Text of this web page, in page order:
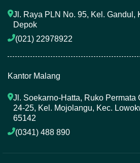
Jl. Raya PLN No. 95, Kel. Gandul,
Depok
(021) 22978922
Kantor Malang
Jl. Soekarno-Hatta, Ruko Permata
24-25, Kel. Mojolangu, Kec.
65142
(0341) 488 890